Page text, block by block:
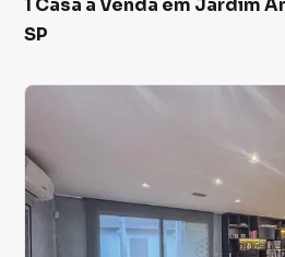
1 Casa à Venda em Jardim
SP